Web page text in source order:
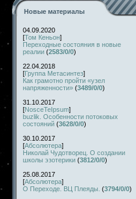
Новые материалы
04.09.2020
[Том Кеньон]
Переходные состояния в новые
реалии (2583/0/0)
22.04.2018
[Группа Метасинтез]
Как грамотно пройти «узел
напряженности» (3489/0/0)
31.10.2017
[NosceTeIpsum]
buzlik. Особенности потоковых
состояний (3628/0/0)
30.10.2017
[Абсолютера]
Николай Чудотворец. О создании
школы эзотерики (3812/0/0)
25.08.2017
[Абсолютера]
О Переходе. ВЦ Плеяды. (3794/0/0)